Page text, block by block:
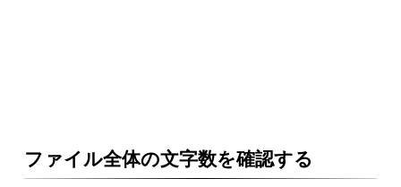
ファイル全体の文字数を確認する